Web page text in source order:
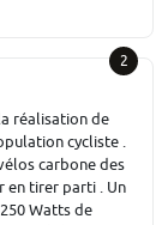
2
réalisation de
cycliste .
carbone des
en tirer parti . Un
Watts de